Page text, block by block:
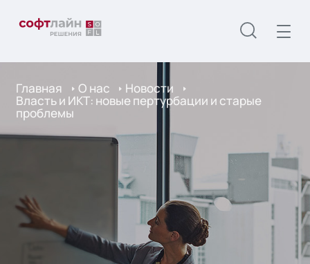
Главная О нас Новости
Власть и ИКТ: новые пертурбации и старые
проблемы